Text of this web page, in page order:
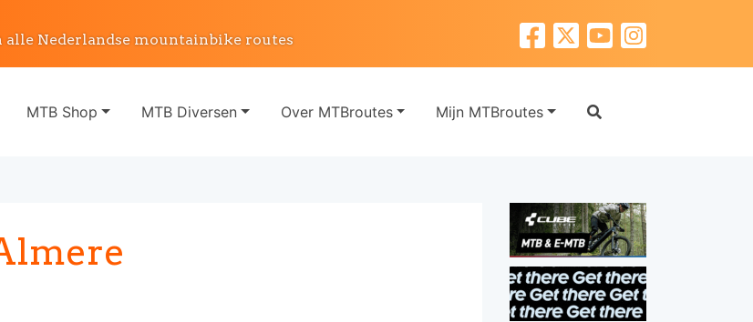
alle Nederlandse mountainbike routes
MTB Shop MTB Diversen Over MTBroutes Mijn MTBroutes